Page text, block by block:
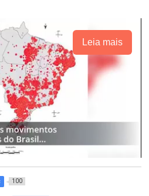
Leia mais
100